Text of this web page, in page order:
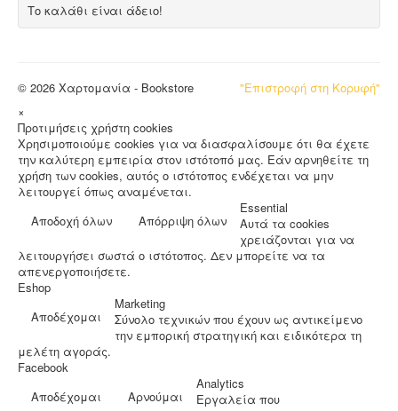
Το καλάθι είναι άδειο!
"Επιστροφή στη Κορυφή"
© 2026 Χαρτομανία - Bookstore
×
Προτιμήσεις χρήστη cookies
Χρησιμοποιούμε cookies για να διασφαλίσουμε ότι θα έχετε
την καλύτερη εμπειρία στον ιστότοπό μας. Εάν αρνηθείτε τη
χρήση των cookies, αυτός ο ιστότοπος ενδέχεται να μην
λειτουργεί όπως αναμένεται.
Αποδοχή όλων
Απόρριψη όλων
Essential
Αυτά τα cookies
χρειάζονται για να
λειτουργήσει σωστά ο ιστότοπος. Δεν μπορείτε να τα
απενεργοποιήσετε.
Eshop
Αποδέχομαι
Marketing
Σύνολο τεχνικών που έχουν ως αντικείμενο
την εμπορική στρατηγική και ειδικότερα τη
μελέτη αγοράς.
Facebook
Αποδέχομαι
Αρνούμαι
Analytics
Εργαλεία που